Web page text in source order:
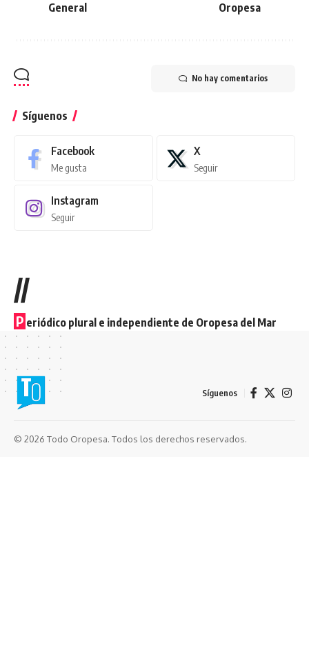
General
Oropesa
No hay comentarios
Síguenos
Facebook
Me gusta
X
Seguir
Instagram
Seguir
//
P eriódico plural e independiente de Oropesa del Mar
Síguenos
© 2026 Todo Oropesa. Todos los derechos reservados.